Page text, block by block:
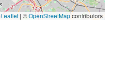
Leaflet | ©OpenStreetMapcontributors